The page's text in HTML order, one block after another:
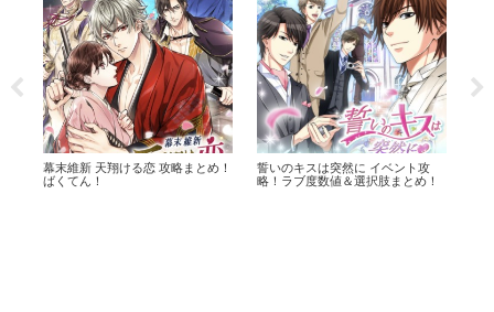
誓いのキスは突然に イベント攻
略！ラブ度数値＆選択肢まとめ！
鏡の中のプリンセス(ミラプリ) イ
ベント攻略！ラブ度数値＆選択肢